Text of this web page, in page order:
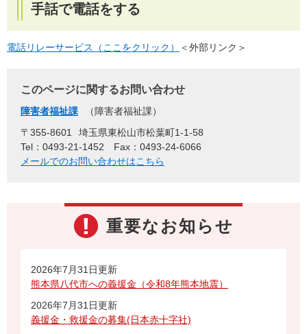
手話で電話をする
電話リレーサービス（ここをクリック） ＜外部リンク＞
このページに関するお問い合わせ
障害者福祉課
障害者福祉課
〒355-8601
埼玉県東松山市松葉町1-1-58
Tel：0493-21-1452
Fax：0493-24-6066
メールでのお問い合わせはこちら
重要なお知らせ
2026年7月31日更新
熊本県八代市への義援金（令和8年熊本地震）
2026年7月31日更新
義援金・救援金の募集(日本赤十字社)